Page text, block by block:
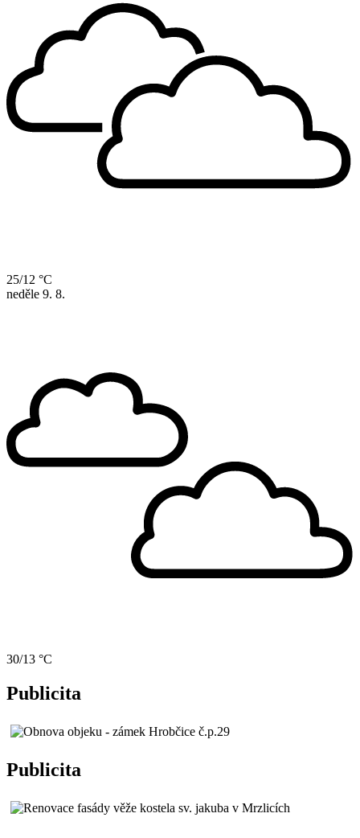
25/12 °C
neděle 9. 8.
30/13 °C
Publicita
Publicita